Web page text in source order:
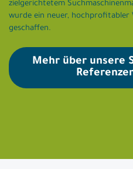
zielgerichtetem
wurde ein neuer, hochprofitabler
geschaffen.
Mehr über unsere